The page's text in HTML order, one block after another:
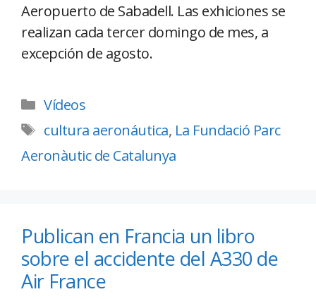
Aeropuerto de Sabadell. Las exhiciones se
realizan cada tercer domingo de mes, a
excepción de agosto.
Vídeos
cultura aeronáutica, La Fundació Parc
Aeronàutic de Catalunya
Publican en Francia un libro
sobre el accidente del A330 de
Air France